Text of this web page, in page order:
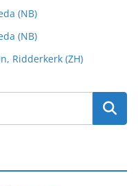
(NB)
(NB)
Ridderkerk (ZH)